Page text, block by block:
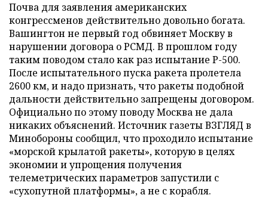
Почва для заявления американских
конгрессменов действительно довольно богата.
Вашингтон не первый год обвиняет Москву в
нарушении договора о РСМД. В прошлом году
таким поводом стало как раз испытание Р-500.
После испытательного пуска ракета пролетела
2600 км, и надо признать, что ракеты подобной
дальности действительно запрещены договором.
Официально по этому поводу Москва не дала
никаких объяснений. Источник газеты ВЗГЛЯД в
Минобороны сообщил, что проходило испытание
«морской крылатой ракеты», которую в целях
экономии и упрощения получения
телеметрических параметров запустили с
«сухопутной платформы», а не с корабля.